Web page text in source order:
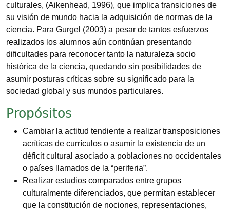
culturales, (Aikenhead, 1996), que implica transiciones de
su visión de mundo hacia la adquisición de normas de la
ciencia. Para Gurgel (2003) a pesar de tantos esfuerzos
realizados los alumnos aún continúan presentando
dificultades para reconocer tanto la naturaleza socio
histórica de la ciencia, quedando sin posibilidades de
asumir posturas críticas sobre su significado para la
sociedad global y sus mundos particulares.
Propósitos
Cambiar la actitud tendiente a realizar transposiciones
acríticas de currículos o asumir la existencia de un
déficit cultural asociado a poblaciones no occidentales
o países llamados de la “periferia”.
Realizar estudios comparados entre grupos
culturalmente diferenciados, que permitan establecer
que la constitución de nociones, representaciones,